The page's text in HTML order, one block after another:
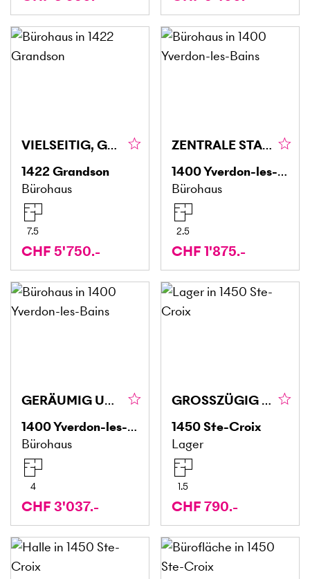
VIELSEITIG, GROSSZÜGIG, PROFESSIONELL
1422Grandson
Bürohaus
7.5
CHF 5'750.-
ZENTRALE STADTLAGE MIT HOHER SICHTBARKEIT
1400Yverdon-les-Bains
Bürohaus
2.5
CHF 1'875.-
GERÄUMIG UND MODERN
1400Yverdon-les-Bains
Bürohaus
4
CHF 3'037.-
GROSSZÜGIG MIT POTENZIAL, INKLUSIVE EINSTELLBOX (3)
1450Ste-Croix
Lager
1.5
CHF 790.-